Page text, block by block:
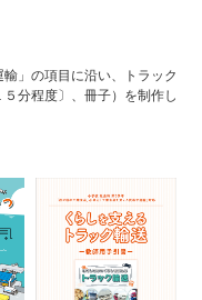
」の項目に沿い、トラック
分程度〕、冊子）を制作し